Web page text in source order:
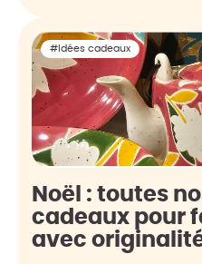
#Idées cadeaux
Noël : toutes
cadeaux pour
avec